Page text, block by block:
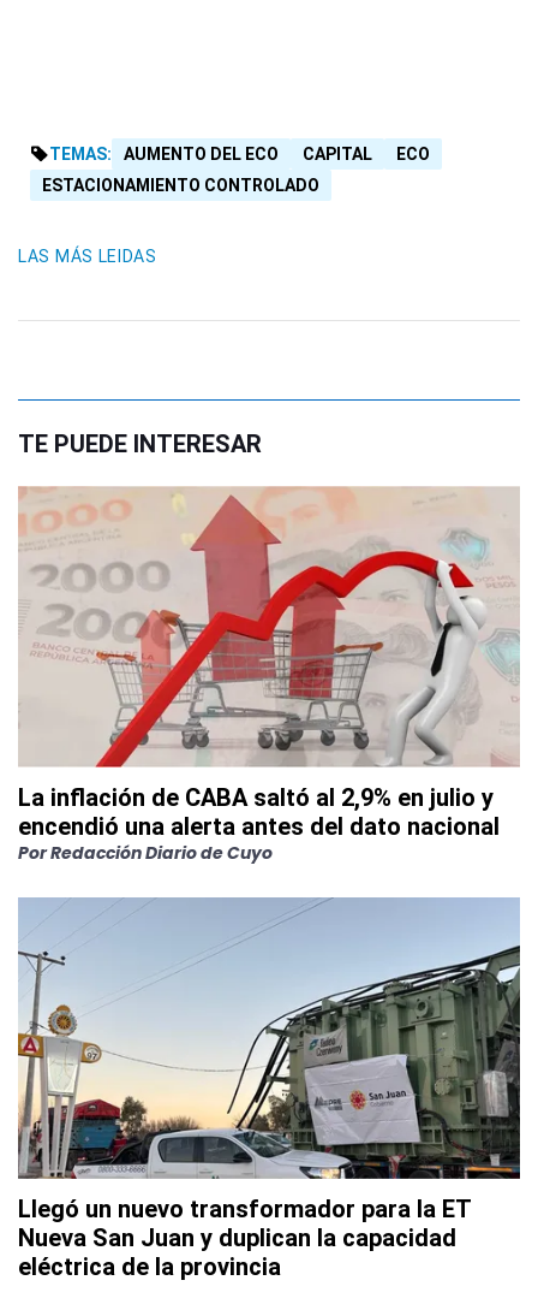
TEMAS: AUMENTO DEL ECO CAPITAL
ECO
ESTACIONAMIENTO CONTROLADO
LAS MÁS LEIDAS
TE PUEDE INTERESAR
La inflación de CABA saltó al 2,9% en julio y
encendió una alerta antes del dato nacional
PorRedacción Diario de Cuyo
Llegó un nuevo transformador para la ET
Nueva San Juan y duplican la capacidad
eléctrica de la provincia